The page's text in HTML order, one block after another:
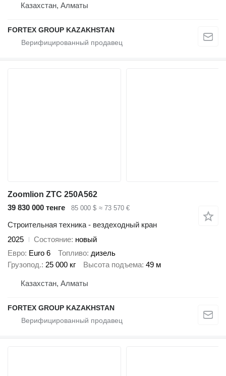
Казахстан, Алматы
FORTEX GROUP KAZAKHSTAN
Zoomlion ZTC 250A562
39 830 000 тенге
85 000 $ ≈ 73 570 €
Строительная техника - вездеходный кран
2025
Состояние новый
Евро Euro 6 Топливо дизель
Грузопод. 25 000 кг Высота подъема 49 м
Казахстан, Алматы
FORTEX GROUP KAZAKHSTAN